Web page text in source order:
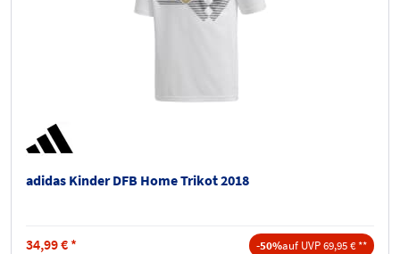
adidas Kinder DFB Home Trikot 2018
34,99€ * -50%auf UVP 69,95 € **